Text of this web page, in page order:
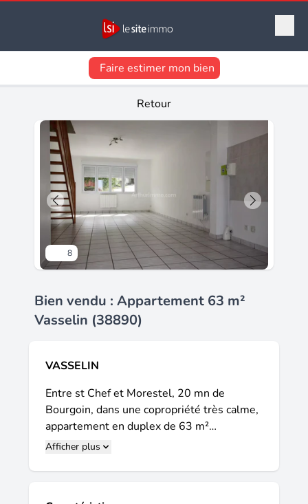
Faire estimer mon bien
Retour
8
Bien vendu : Appartement 63 m²
Vasselin (38890)
VASSELIN
Entre st Chef et Morestel, 20 mn de
Bourgoin, dans une copropriété très calme,
appartement en duplex de 63 m²
comprenant au rez de chaussée une pièce
l'étage : deux chambres et une salle de
Afficher plus